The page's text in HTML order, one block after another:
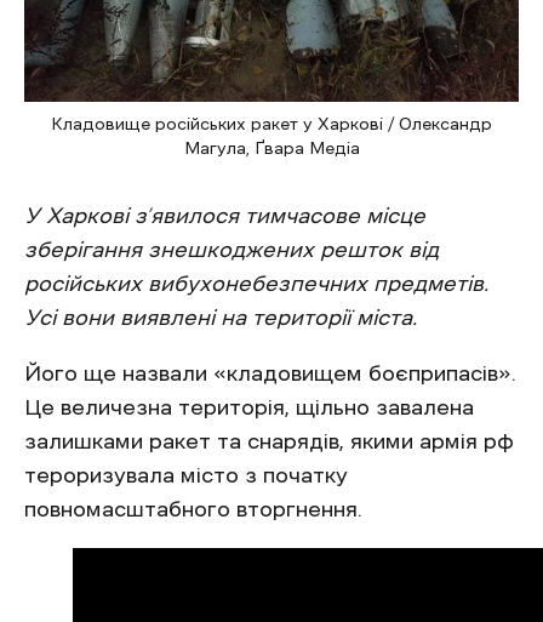
Кладовище російських ракет у Харкові / Олександр
Магула, Ґвара Медіа
У Харкові з’явилося тимчасове місце
зберігання знешкоджених решток від
російських вибухонебезпечних предметів.
Усі вони виявлені на території міста.
Його ще назвали «кладовищем боєприпасів».
Це величезна територія, щільно завалена
залишками ракет та снарядів, якими армія рф
тероризувала місто з початку
повномасштабного вторгнення.